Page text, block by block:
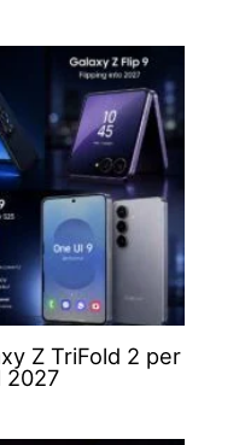
Z TriFold 2 per
2027